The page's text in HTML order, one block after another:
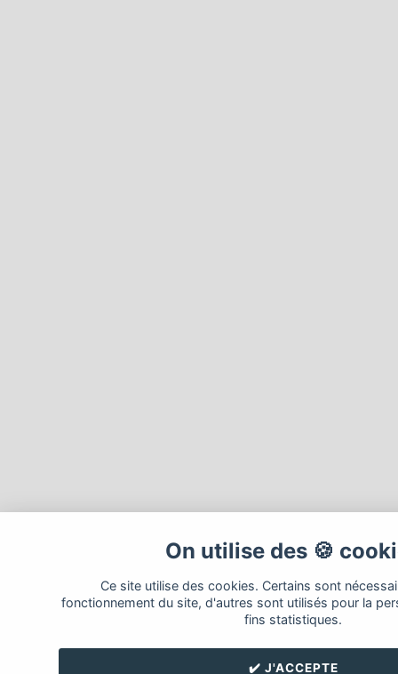
On utilise des 🍪
Ce site utilise des cookies. Certains sont
fonctionnement du site, d'autres sont utilisés pour la
fins statistiques.
✔️ J'ACCEPTE